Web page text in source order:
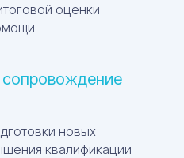
оценки
новых
квалификации